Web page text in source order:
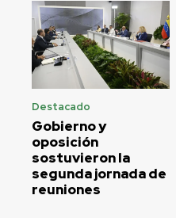
Destacado
Gobierno y
oposición
sostuvieron la
segunda jornada de
reuniones